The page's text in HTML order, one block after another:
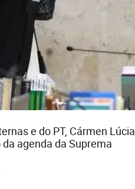
e do PT, Cármen Lúcia
agenda da Suprema